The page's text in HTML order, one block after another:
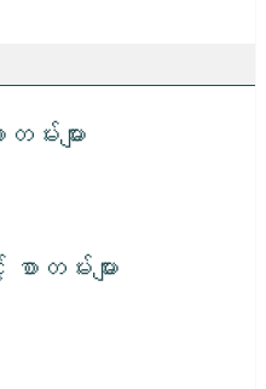
များ
မ်းများ